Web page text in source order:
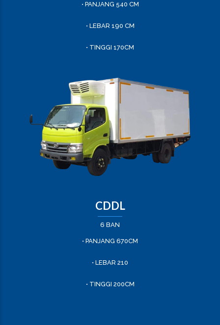
• PANJANG 540 CM
• LEBAR 190 CM
• TINGGI 170CM
CDDL
6 BAN
• PANJANG 670CM
• LEBAR 210
• TINGGI 200CM